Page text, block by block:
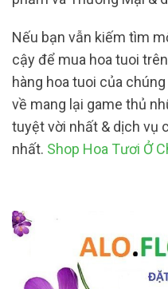
Nếu bạn vẫn kiếm tìm
cậy để mua hoa tuoi
hàng hoa tuoi của
về mang lại game thủ
tuyệt vời nhất & dịch vụ
nhất. Shop Hoa Tươi Ở